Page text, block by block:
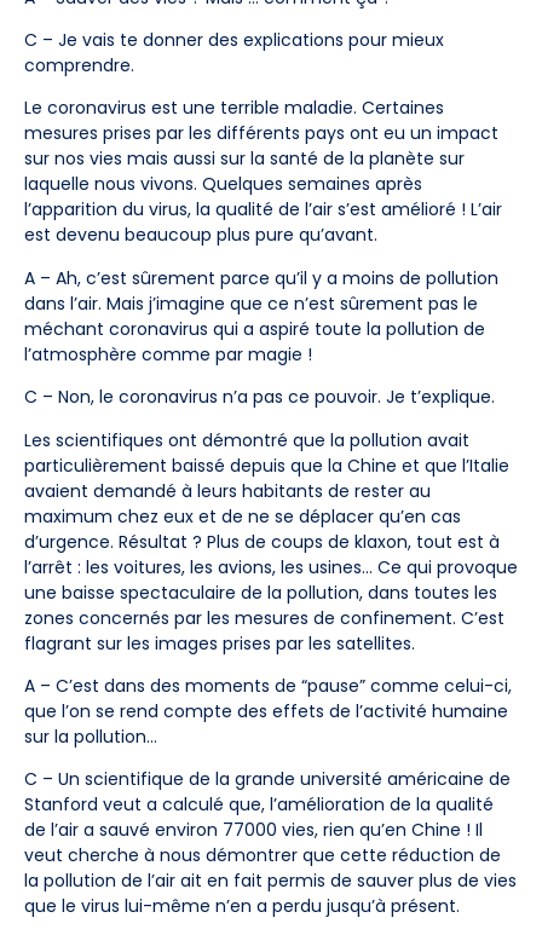
C – Je vais te donner des explications pour mieux
comprendre.
Le coronavirus est une terrible maladie. Certaines
mesures prises par les différents pays ont eu un impact
sur nos vies mais aussi sur la santé de la planète sur
laquelle nous vivons. Quelques semaines après
l’apparition du virus, la qualité de l’air s’est amélioré ! L’air
est devenu beaucoup plus pure qu’avant.
A – Ah, c’est sûrement parce qu’il y a moins de pollution
dans l’air. Mais j’imagine que ce n’est sûrement pas le
méchant coronavirus qui a aspiré toute la pollution de
l’atmosphère comme par magie !
C – Non, le coronavirus n’a pas ce pouvoir. Je t’explique.
Les scientifiques ont démontré que la pollution avait
particulièrement baissé depuis que la Chine et que l’Italie
avaient demandé à leurs habitants de rester au
maximum chez eux et de ne se déplacer qu’en cas
d’urgence. Résultat ? Plus de coups de klaxon, tout est à
l’arrêt : les voitures, les avions, les usines… Ce qui provoque
une baisse spectaculaire de la pollution, dans toutes les
zones concernés par les mesures de confinement. C’est
flagrant sur les images prises par les satellites.
A – C’est dans des moments de “pause” comme celui-ci,
que l’on se rend compte des effets de l’activité humaine
sur la pollution…
C – Un scientifique de la grande université américaine de
Stanford veut a calculé que, l’amélioration de la qualité
de l’air a sauvé environ 77000 vies, rien qu’en Chine ! Il
veut cherche à nous démontrer que cette réduction de
la pollution de l’air ait en fait permis de sauver plus de vies
que le virus lui-même n’en a perdu jusqu’à présent.